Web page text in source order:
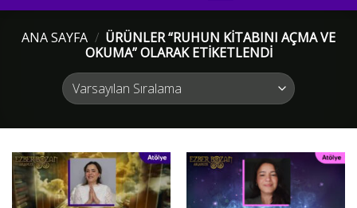
ANA SAYFA / ÜRÜNLER “RUHUN KITABINI AÇMA VE
OKUMA” OLARAK ETIKETLENDI